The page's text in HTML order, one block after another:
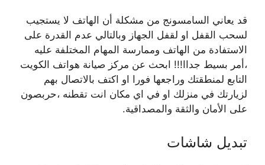
قد يعاني السامسونج من مشكلة أن الهاتف لا يستجيب
لسحب القفل او لقفل الجهاز وبالتالي عدم القدرة على
الاستفادة من الهاتف وممارسة المهام المختلفة عليه
،أمر بسيط جداا!!! ابحث عن مركز صيانة هواتف الكويت
التابع لمنطقتك وراجعها فورا او اكتف بالاتصال بهم
لزيارتك في منزلك او في اي مكان انت تقطنه ،حربصون
على الأمان والثقة والمصداقية.
تبديل شاشات